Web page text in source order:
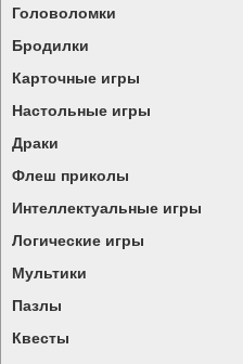
Головоломки
Бродилки
Карточные игры
Настольные игры
Драки
Флеш приколы
Интеллектуальные игры
Логические игры
Мультики
Пазлы
Квесты